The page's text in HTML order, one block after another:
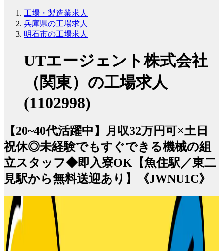
工場・製造業求人
兵庫県の工場求人
明石市の工場求人
UTエージェント株式会社
（関東）の工場求人
(1102998)
【20~40代活躍中】月収32万円可×土日
祝休◎未経験でもすぐできる機械の組
立スタッフ◆即入寮OK【魚住駅／東二
見駅から無料送迎あり】《JWNU1C》